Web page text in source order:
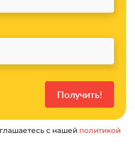
с нашей политикой